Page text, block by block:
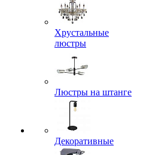
Хрустальные
люстры
Люстры на штанге
Декоративные